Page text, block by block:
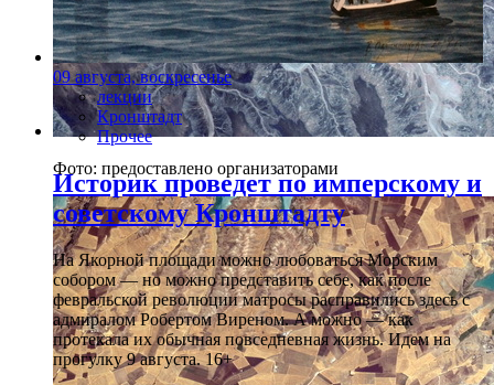
Фото: предоставлено организаторами
09 августа, воскресенье
лекции
Кронштадт
Прочее
Историк проведет по имперскому и
советскому Кронштадту
На Якорной площади можно любоваться Морским
собором — но можно представить себе, как после
февральской революции матросы расправились здесь с
адмиралом Робертом Виреном. А можно — как
протекала их обычная повседневная жизнь. Идем на
прогулку 9 августа. 16+